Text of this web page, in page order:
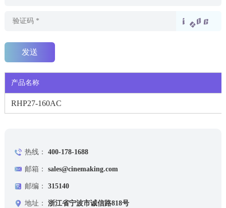
产品名称
RHP27-160AC
热线： 400-178-1688
邮箱： sales@cinemaking.com
邮编： 315140
地址： 浙江省宁波市诚信路818号